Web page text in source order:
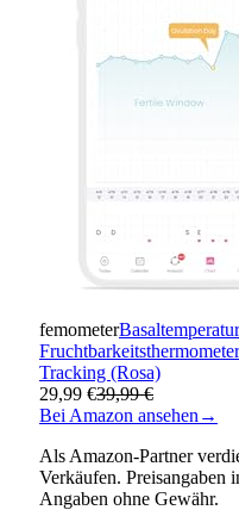
femometer
Tracking (Rosa)
29,99 €39,99 €
Bei Amazon ansehen →
Als Amazon-Partner
Verkäufen.
Angaben ohne Gewähr.